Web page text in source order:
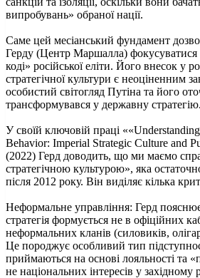
випробувань» обраної нації.
Саме цей месіанський фундамент
Герду (Центр Маршалла) фокусуватися
коді» російської еліти. Його внесок у
стратегічної культури є неоціненним
особистий світогляд Путіна та його
трансформувався у державну стратегію.
У своїй ключовій праці
Behavior: Imperial Strategic Culture and
(2022) Герд доводить, що ми маємо
стратегічною культурою», яка
після 2012 року. Він виділяє кілька
Неформальне управління: Герд
стратегія формується не в офіційних
неформальних кланів (силовиків,
Це породжує особливий тип
приймаються на основі лояльності та
не національних інтересів у західному